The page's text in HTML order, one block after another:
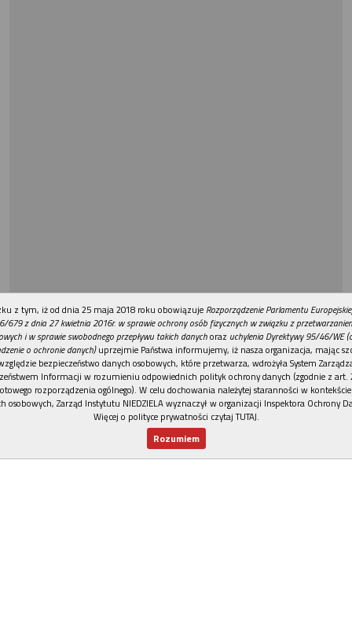
REKLAMA
z tym, iż od dnia 25 maja 2018 roku obowiązuje Rozporządzenie Parlamentu
679 z dnia 27 kwietnia 2016r. w sprawie ochrony osób fizycznych w związku z
i w sprawie swobodnego przepływu takich danychoraz uchylenia Dyrektywy 95/46/WE
o ochronie danych)uprzejmie Państwa informujemy, iż nasza organizacja, mając
bezpieczeństwo danych osobowych, które przetwarza, wdrożyła System
Informacji w rozumieniu odpowiednich polityk ochrony danych (zgodnie z art.
rozporządzenia ogólnego). W celu dochowania należytej staranności w
osobowych, Zarząd Instytutu NIEDZIELA wyznaczył w organizacji Inspektora Ochrony
Więcej o polityce prywatności czytaj TUTAJ.
Rozumiem